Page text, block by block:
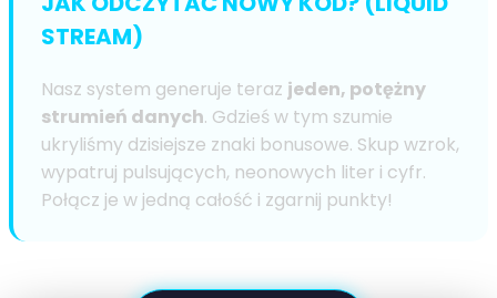
STREAM)
Nasz system generuje teraz jeden, potężny
strumień danych. Gdzieś w tym szumie
ukryliśmy dzisiejsze znaki bonusowe. Skup wzrok,
wypatruj pulsujących, neonowych liter i cyfr.
Połącz je w jedną całość i zgarnij punkty!